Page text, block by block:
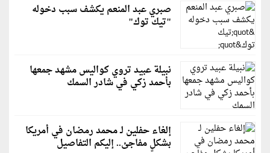
صبري عبد المنعم يكشف سبب دخوله
"تيك توك"
نبيلة عبيد تروي كواليس مشهد جمعها
بأحمد زكي في شادر السمك
إلغاء حفلين لـ محمد رمضان في أمريكا
بشكلٍ مفاجئ.. إليكم التفاصيل